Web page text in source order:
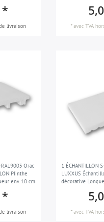
*
livraison *avec TVA
RAL9003 Orac
Plinthe
env. 10 cm
*
livraison
1 ÉCHANTILLON
LUXXUS
décorative
*avec TVA